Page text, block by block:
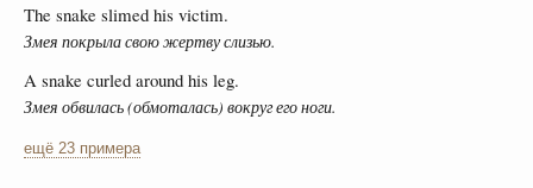
The snake slimed his victim.
Змея покрыла свою жертву слизью.
A snake curled around his leg.
Змея обвилась (обмоталась) вокруг его ноги.
ещё 23 примера